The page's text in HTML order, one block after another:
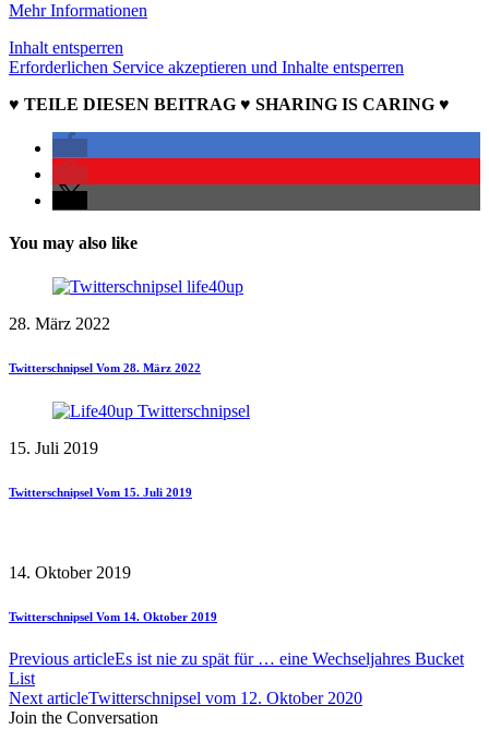
Mehr Informationen
Inhalt entsperren
Erforderlichen Service akzeptieren und Inhalte entsperren
♥ TEILE DIESEN BEITRAG ♥ SHARING IS CARING ♥
You may also like
28. März 2022
Twitterschnipsel Vom 28. März 2022
15. Juli 2019
Twitterschnipsel Vom 15. Juli 2019
14. Oktober 2019
Twitterschnipsel Vom 14. Oktober 2019
Previous articleEs ist nie zu spät für … eine Wechseljahres Bucket
List
Next articleTwitterschnipsel vom 12. Oktober 2020
Join the Conversation